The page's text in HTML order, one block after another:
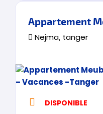
Nejma, tanger
DISPONIBLE